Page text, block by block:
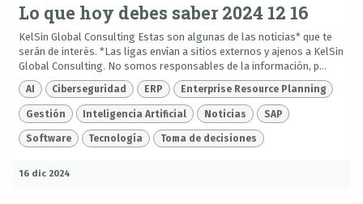
Lo que hoy debes saber 2024 12 16
KelSin Global Consulting Estas son algunas de las noticias* que te
serán de interés. *Las ligas envían a sitios externos y ajenos a KelSin
Global Consulting. No somos responsables de la información, p...
AI Ciberseguridad ERP Enterprise Resource Planning
Gestión Inteligencia Artificial Noticias SAP
Software Tecnología Toma de decisiones
16 dic 2024